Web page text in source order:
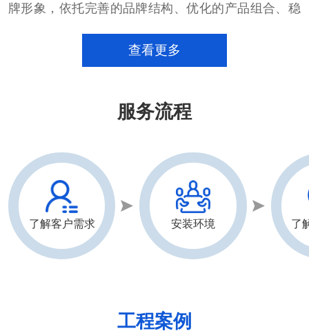
牌形象，依托完善的品牌结构、优化的产品组合、稳
定的大量货源的进口轴承销售团队，致力于以专注的
心态，通过完善的销售服务体系和技术团队，配合用
强沟通、加深了解，为用户提供更好的产品和服务。
查看更多
服务流程
了解客户需求 安装环境 了
工程案例